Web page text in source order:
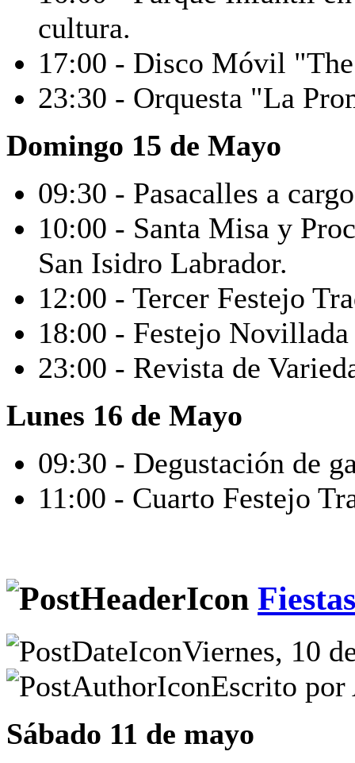
cultura.
17:00 - Disco Móvil
23:30 - Orquesta "La
Domingo 15 de Mayo
09:30 - Pasacalles a
10:00 - Santa Misa y
San Isidro Labrador.
12:00 - Tercer Festejo
18:00 - Festejo
23:00 - Revista de
Lunes 16 de Mayo
09:30 - Degustación de
11:00 - Cuarto Festejo
Viernes, 10
Escrito
Sábado 11 de mayo